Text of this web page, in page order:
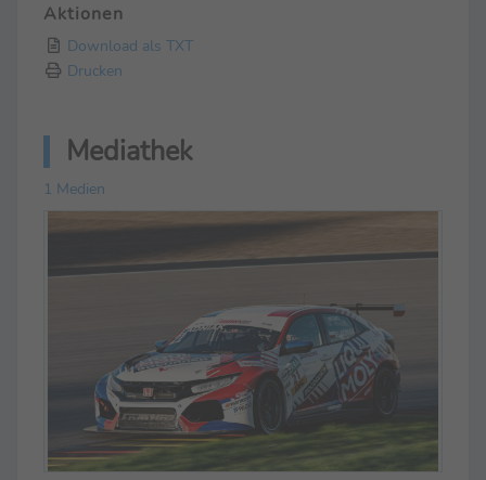
Aktionen
Download als TXT
Drucken
Mediathek
1 Medien